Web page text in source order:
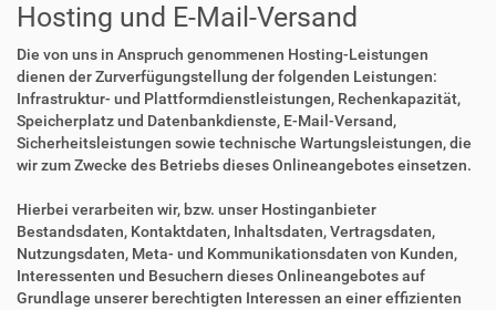
Hosting und E-Mail-Versand
Die von uns in Anspruch genommenen Hosting-Leistungen
dienen der Zurverfügungstellung der folgenden Leistungen:
Infrastruktur- und Plattformdienstleistungen, Rechenkapazität,
Speicherplatz und Datenbankdienste, E-Mail-Versand,
Sicherheitsleistungen sowie technische Wartungsleistungen, die
wir zum Zwecke des Betriebs dieses Onlineangebotes einsetzen.
Hierbei verarbeiten wir, bzw. unser Hostinganbieter
Bestandsdaten, Kontaktdaten, Inhaltsdaten, Vertragsdaten,
Nutzungsdaten, Meta- und Kommunikationsdaten von Kunden,
Interessenten und Besuchern dieses Onlineangebotes auf
Grundlage unserer berechtigten Interessen an einer effizienten